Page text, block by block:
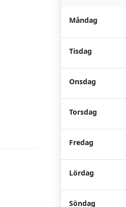
Måndag
Tisdag
Onsdag
Torsdag
Fredag
Lördag
Söndag